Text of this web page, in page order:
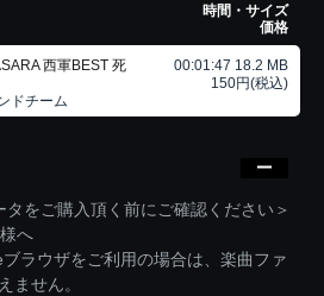
時間・サイズ
価格
西軍BEST 死
ドチーム
00:01:47 18.2 MB
150円(税込)
をご購入頂く前にご確認ください＞
へ
ラウザをご利用の場合は、楽曲ファ
ません。